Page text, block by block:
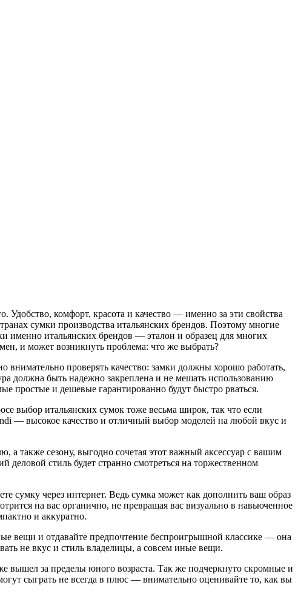
комфорт, красота и качество — именно за эти свойства
сумки производства итальянских брендов. Поэтому многие
именно итальянских брендов — эталон и образец для многих
и может возникнуть проблема: что же выбрать?
проверять качество: замки должны хорошо работать,
должна быть надежно закреплена и не мешать использованию
простые и дешевые гарантированно будут быстро рваться.
выбор итальянских сумок тоже весьма широк, так что если
— высокое качество и отличный выбор моделей на любой вкус и
а также сезону, выгодно сочетая этот важный аксессуар с вашим
стиль будет странно смотреться на торжественном
сумку через интернет. Ведь сумка может как дополнить ваш образ
на вас органично, не превращая вас визуально в навьюченное
и аккуратно.
вещи и отдавайте предпочтение беспроигрышной классике — она
не вкус и стиль владелицы, а совсем иные вещи.
вышел за пределы юного возраста. Так же подчеркнуто скромные и
сыграть не всегда в плюс — внимательно оценивайте то, как вы